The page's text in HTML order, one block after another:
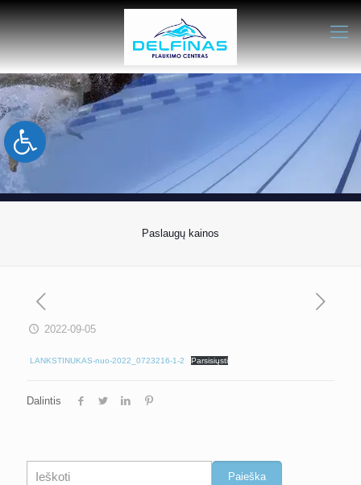
Open toolbar
Paslaugų kainos
2022-09-05
LANKSTINUKAS-nuo-2022_0723216-1-2 Parsisiųsti
Dalintis
Paieška Paieška